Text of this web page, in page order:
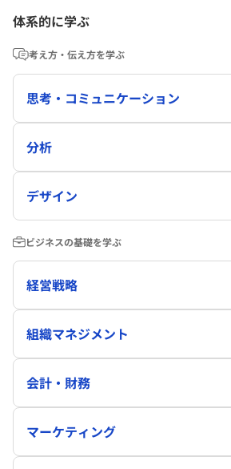
体系的に学ぶ
考え方・伝え方を学ぶ
思考・コミュニケーション
分析
デザイン
ビジネスの基礎を学ぶ
経営戦略
組織マネジメント
会計・財務
マーケティング